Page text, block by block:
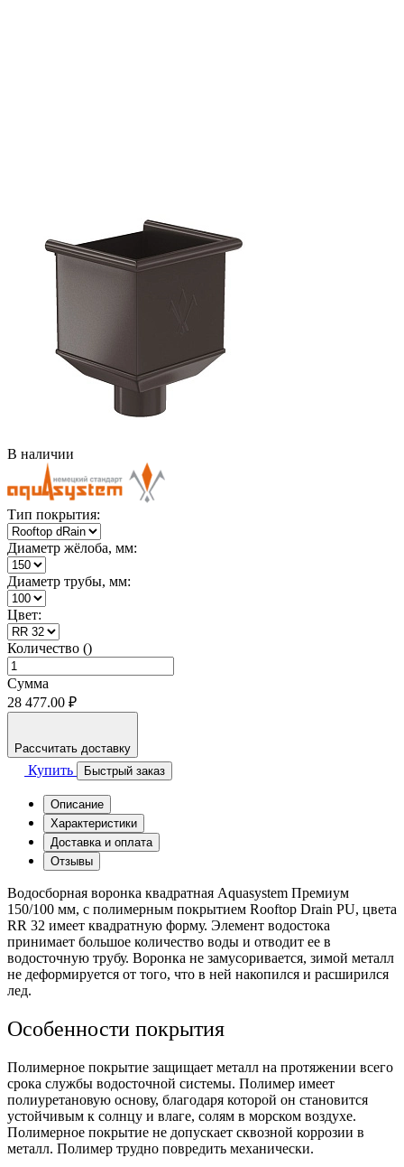
В наличии
Тип покрытия:
Диаметр жёлоба, мм:
Диаметр трубы, мм:
Цвет:
Количество ()
Сумма
28 477.00 ₽
Рассчитать доставку
Купить Быстрый заказ
Описание
Характеристики
Доставка и оплата
Отзывы
Водосборная воронка квадратная Aquasystem Премиум
150/100 мм, с полимерным покрытием Rooftop Drain PU, цвета
RR 32 имеет квадратную форму. Элемент водостока
принимает большое количество воды и отводит ее в
водосточную трубу. Воронка не замусоривается, зимой металл
не деформируется от того, что в ней накопился и расширился
лед.
Особенности покрытия
Полимерное покрытие защищает металл на протяжении всего
срока службы водосточной системы. Полимер имеет
полиуретановую основу, благодаря которой он становится
устойчивым к солнцу и влаге, солям в морском воздухе.
Полимерное покрытие не допускает сквозной коррозии в
металл. Полимер трудно повредить механически.